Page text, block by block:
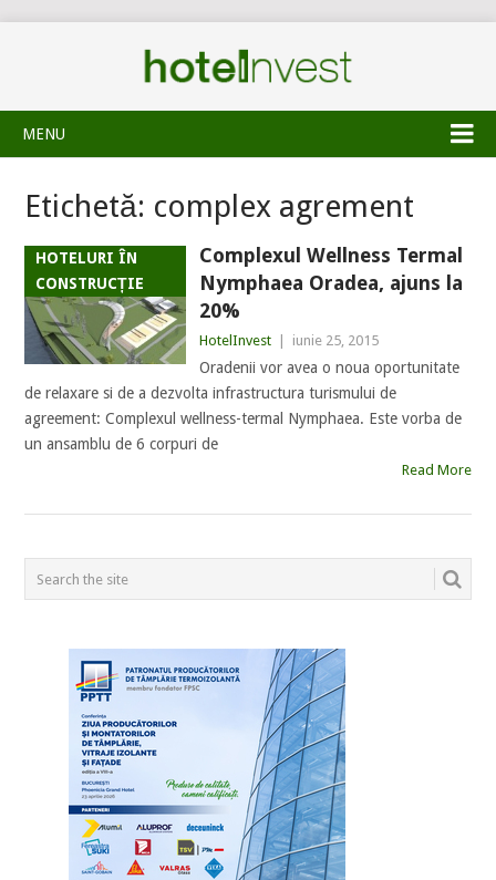
MENU
Etichetă: complex agrement
HOTELURI ÎN
CONSTRUCȚIE
Complexul Wellness Termal
Nymphaea Oradea, ajuns la
20%
HotelInvest iunie 25, 2015
Oradenii vor avea o noua oportunitate
de relaxare si de a dezvolta infrastructura turismului de
agreement: Complexul wellness-termal Nymphaea. Este vorba de
un ansamblu de 6 corpuri de
Read More
POSTS
NAVIGATION